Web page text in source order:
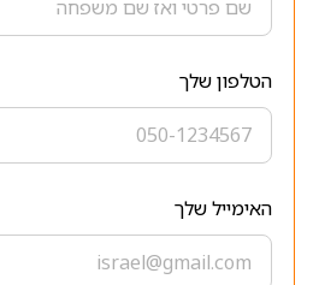
הטלפון שלך
האימייל שלך